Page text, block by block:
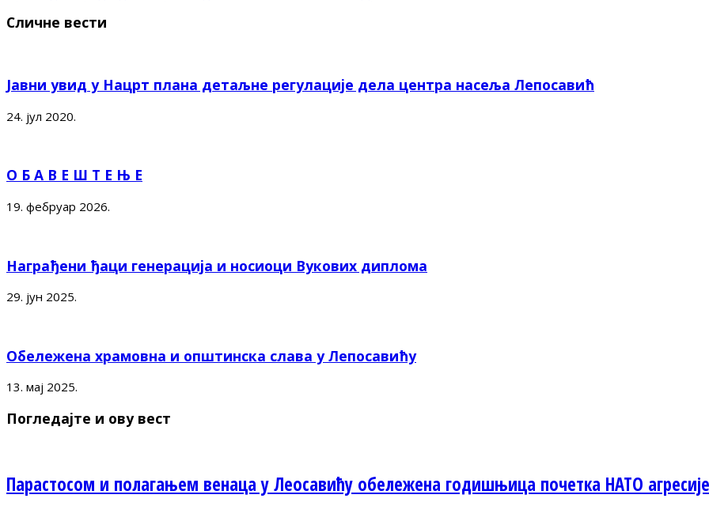
Сличне вести
Јавни увид у Нацрт плана детаљне регулације дела центра насеља Лепосавић
24. јул 2020.
О Б А В Е Ш Т Е Њ Е
19. фебруар 2026.
Награђени ђаци генерација и носиоци Вукових диплома
29. јун 2025.
Обележена храмовна и општинска слава у Лепосавићу
13. мај 2025.
Погледајте и ову вест
Парастосом и полагањем венаца у Леосавићу обележена годишњица почетка НАТО агресије